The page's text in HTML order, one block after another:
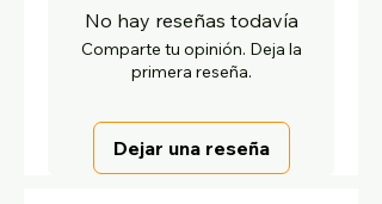
No hay reseñas todavía
Comparte tu opinión. Deja la
primera reseña.
Dejar una reseña